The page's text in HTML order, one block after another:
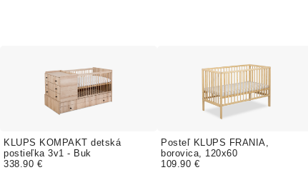
KLUPS KOMPAKT detská
postieľka 3v1 - Buk
338.90 €
Posteľ KLUPS FRANIA,
borovica, 120x60
109.90 €